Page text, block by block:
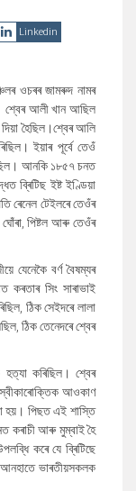
Linkedin
ওচৰৰ জামৰুদ নামৰ
শ্বেৰ আলী খান আছিল
হৈছিল।শ্বেৰ আলি
ইয়াৰ পূৰ্বে তেওঁ
আনকি ১৮৫৭ চনত
ব্ৰিটিছ ইষ্ট ইণ্ডিয়া
ৰেনেল টেইলৰে তেওঁৰ
পিষ্টল আৰু তেওঁৰ
যেনেকৈ বৰ্ণ বৈষম্যৰ
কৰতাৰ সিং সাৰাভাই
ঠিক সেইদৰে লালা
ঠিক তেনেদৰে শ্বেৰ
হত্যা কৰিছিল। শ্বেৰ
আওকাণ
হয়। পিছত এই শাস্তি
কৰাচী আৰু মুম্বাই হৈ
কৰে যে ব্ৰিটিছে
আনহাতে ভাৰতীয়সকলক